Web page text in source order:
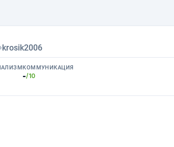
›krosik2006
КОММУНИКАЦИЯ
-/10